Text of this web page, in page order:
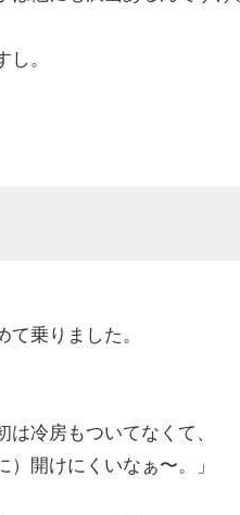
。
乗りました。
冷房もついてなくて、
）開けにくいなぁ〜。」